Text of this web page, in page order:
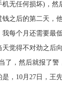
机无任何损坏)，
后的第二天，他
每个月还需要最
得不对劲之后向
了，然后就报了警
10月27日，王